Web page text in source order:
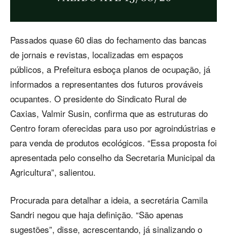
Passados quase 60 dias do fechamento das bancas
de jornais e revistas, localizadas em espaços
públicos, a Prefeitura esboça planos de ocupação, já
informados a representantes dos futuros prováveis
ocupantes. O presidente do Sindicato Rural de
Caxias, Valmir Susin, confirma que as estruturas do
Centro foram oferecidas para uso por agroindústrias e
para venda de produtos ecológicos. “Essa proposta foi
apresentada pelo conselho da Secretaria Municipal da
Agricultura”, salientou.
Procurada para detalhar a ideia, a secretária Camila
Sandri negou que haja definição. “São apenas
sugestões”, disse, acrescentando, já sinalizando o